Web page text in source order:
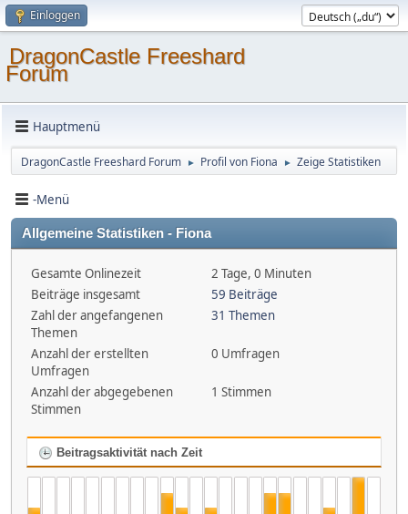
Einloggen
DragonCastle Freeshard
Forum
Hauptmenü
DragonCastle Freeshard Forum ► Profil von Fiona ► Zeige Statistiken
-Menü
Allgemeine Statistiken - Fiona
Gesamte Onlinezeit
2 Tage, 0 Minuten
Beiträge insgesamt
59 Beiträge
Zahl der angefangenen
Themen
31 Themen
Anzahl der erstellten
Umfragen
0 Umfragen
Anzahl der abgegebenen
Stimmen
1 Stimmen
Beitragsaktivität nach Zeit